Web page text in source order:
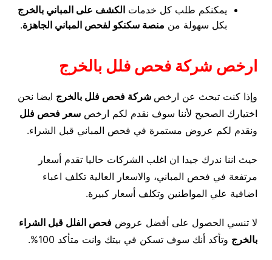
يمكنكم طلب كل خدمات الكشف على المباني بالخرج
بكل سهولة من منصة سكنكو لفحص المباني الجاهزة.
ارخص شركة فحص فلل بالخرج
وإذا كنت تبحث عن ارخص شركة فحص فلل بالخرج ايضا نحن
اختيارك الصحيح لأننا سوف نقدم لكم ارخص سعر فحص فلل
ونقدم لكم عروض مستمرة في فحص المباني قبل الشراء.
حيث اننا ندرك جيدا ان اغلب الشركات حاليا تقدم أسعار
مرتفعة في فحص المباني، والاسعار العالية تكلف اعباء
اضافية علي المواطنين وتكلف أسعار كبيرة.
لا تنسي الحصول على أفضل عروض فحص الفلل قبل الشراء
بالخرج وتأكد أنك سوف تسكن في بيتك وانت متأكد 100%.